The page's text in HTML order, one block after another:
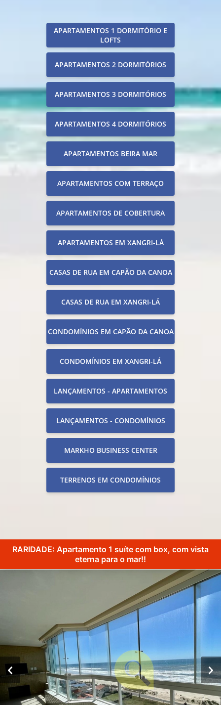
APARTAMENTOS 1 DORMITÓRIO E
LOFTS
APARTAMENTOS 2 DORMITÓRIOS
APARTAMENTOS 3 DORMITÓRIOS
APARTAMENTOS 4 DORMITÓRIOS
APARTAMENTOS BEIRA MAR
APARTAMENTOS COM TERRAÇO
APARTAMENTOS DE COBERTURA
APARTAMENTOS EM XANGRI-LÁ
CASAS DE RUA EM CAPÃO DA CANOA
CASAS DE RUA EM XANGRI-LÁ
CONDOMÍNIOS EM CAPÃO DA CANOA
CONDOMÍNIOS EM XANGRI-LÁ
LANÇAMENTOS - APARTAMENTOS
LANÇAMENTOS - CONDOMÍNIOS
MARKHO BUSINESS CENTER
TERRENOS EM CONDOMÍNIOS
RARIDADE: Apartamento 1 suíte com box, com vista
eterna para o mar!!